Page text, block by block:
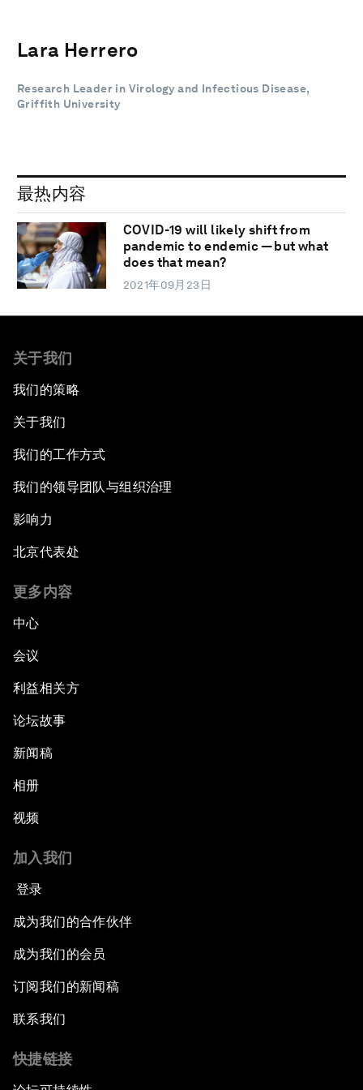
Lara Herrero
Research Leader in Virology and Infectious Disease,
Griffith University
最热内容
COVID-19 will likely shift from
pandemic to endemic — but what
does that mean?
2021年09月23日
关于我们
我们的策略
关于我们
我们的工作方式
我们的领导团队与组织治理
影响力
北京代表处
更多内容
中心
会议
利益相关方
论坛故事
新闻稿
相册
视频
加入我们
登录
成为我们的合作伙伴
成为我们的会员
订阅我们的新闻稿
联系我们
快捷链接